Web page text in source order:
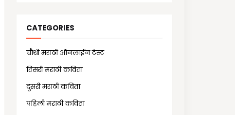
CATEGORIES
चौथी मराठी ऑनलाईन टेस्ट
तिसरी मराठी कविता
दुसरी मराठी कविता
पहिली मराठी कविता